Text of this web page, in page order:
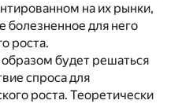
на их рынки,
болезненное для него
роста.
будет решаться
спроса для
роста. Теоретически